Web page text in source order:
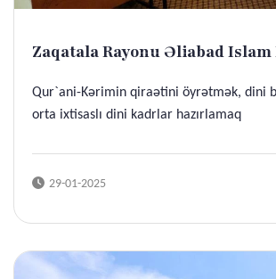
Zaqatala Rayonu Əliabad Islam
Qur`ani-Kərimin qiraətini öyrətmək, dini
orta ixtisaslı dini kadrlar hazırlamaq
29-01-2025